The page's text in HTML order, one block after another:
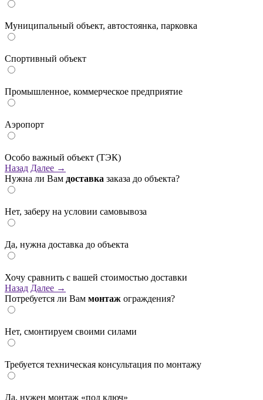
Муниципальный объект, автостоянка, парковка
Спортивный объект
Промышленное, коммерческое предприятие
Аэропорт
Особо важный объект (ТЭК)
Назад Далее →
Нужна ли Вам доставка заказа до объекта?
Нет, заберу на условии самовывоза
Да, нужна доставка до объекта
Хочу сравнить с вашей стоимостью доставки
Назад Далее →
Потребуется ли Вам монтаж ограждения?
Нет, смонтируем своими силами
Требуется техническая консультация по монтажу
Да, нужен монтаж «под ключ»